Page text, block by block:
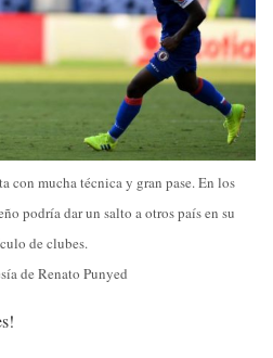
con mucha técnica y gran pase. En los
podría dar un salto a otros país en su
de clubes.
de Renato Punyed